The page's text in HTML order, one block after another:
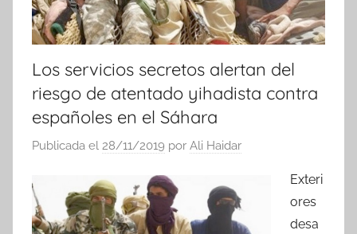
Los servicios secretos alertan del
riesgo de atentado yihadista contra
españoles en el Sáhara
Publicada el 28/11/2019 por Ali Haidar
Exteri
ores
desa